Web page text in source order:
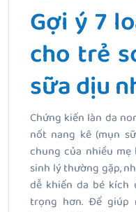
Gợi ý 7
cho trẻ
sữa dịu
Chứng kiến làn da
nốt nang kê (mụn
chung của nhiều
sinh lý thường gặp,
dễ khiến da bé kích
trọng hơn. Để giúp